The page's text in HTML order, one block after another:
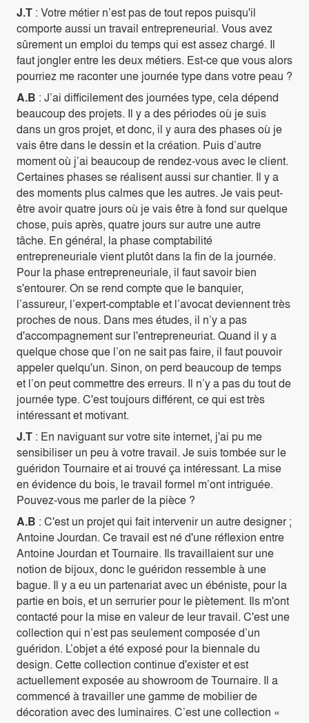
J.T : Votre métier n’est pas de tout repos puisqu'il
comporte aussi un travail entrepreneurial. Vous avez
sûrement un emploi du temps qui est assez chargé. Il
faut jongler entre les deux métiers. Est-ce que vous alors
pourriez me raconter une journée type dans votre peau ?
A.B : J’ai difficilement des journées type, cela dépend
beaucoup des projets. Il y a des périodes où je suis
dans un gros projet, et donc, il y aura des phases où je
vais être dans le dessin et la création. Puis d’autre
moment où j’ai beaucoup de rendez-vous avec le client.
Certaines phases se réalisent aussi sur chantier. Il y a
des moments plus calmes que les autres. Je vais peut-
être avoir quatre jours où je vais être à fond sur quelque
chose, puis après, quatre jours sur autre une autre
tâche. En général, la phase comptabilité
entrepreneuriale vient plutôt dans la fin de la journée.
Pour la phase entrepreneuriale, il faut savoir bien
s'entourer. On se rend compte que le banquier,
l’assureur, l’expert-comptable et l’avocat deviennent très
proches de nous. Dans mes études, il n’y a pas
d'accompagnement sur l'entrepreneuriat. Quand il y a
quelque chose que l’on ne sait pas faire, il faut pouvoir
appeler quelqu'un. Sinon, on perd beaucoup de temps
et l’on peut commettre des erreurs. Il n’y a pas du tout de
journée type. C'est toujours différent, ce qui est très
intéressant et motivant.
J.T : En naviguant sur votre site internet, j'ai pu me
sensibiliser un peu à votre travail. Je suis tombée sur le
guéridon Tournaire et ai trouvé ça intéressant. La mise
en évidence du bois, le travail formel m’ont intriguée.
Pouvez-vous me parler de la pièce ?
A.B : C'est un projet qui fait intervenir un autre designer ;
Antoine Jourdan. Ce travail est né d'une réflexion entre
Antoine Jourdan et Tournaire. Ils travaillaient sur une
notion de bijoux, donc le guéridon ressemble à une
bague. Il y a eu un partenariat avec un ébéniste, pour la
partie en bois, et un serrurier pour le piètement. Ils m'ont
contacté pour la mise en valeur de leur travail. C'est une
collection qui n’est pas seulement composée d’un
guéridon. L’objet a été exposé pour la biennale du
design. Cette collection continue d'exister et est
actuellement exposée au showroom de Tournaire. Il a
commencé à travailler une gamme de mobilier de
décoration avec des luminaires. C’est une collection «